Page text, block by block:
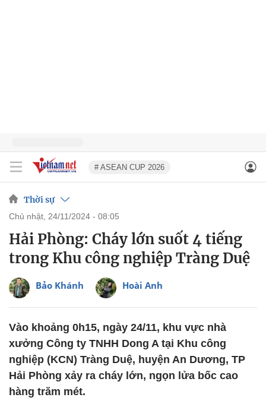
# ASEAN CUP 2026
Thời sự
chủ nhật, 24/11/2024 - 08:05
Hải Phòng: Cháy lớn suốt 4 tiếng
trong Khu công nghiệp Tràng Duệ
Bảo Khánh Hoài Anh
Vào khoảng 0h15, ngày 24/11, khu vực nhà
xưởng Công ty TNHH Dong A tại Khu công
nghiệp (KCN) Tràng Duệ, huyện An Dương, TP
Hải Phòng xảy ra cháy lớn, ngọn lửa bốc cao
hàng trăm mét.